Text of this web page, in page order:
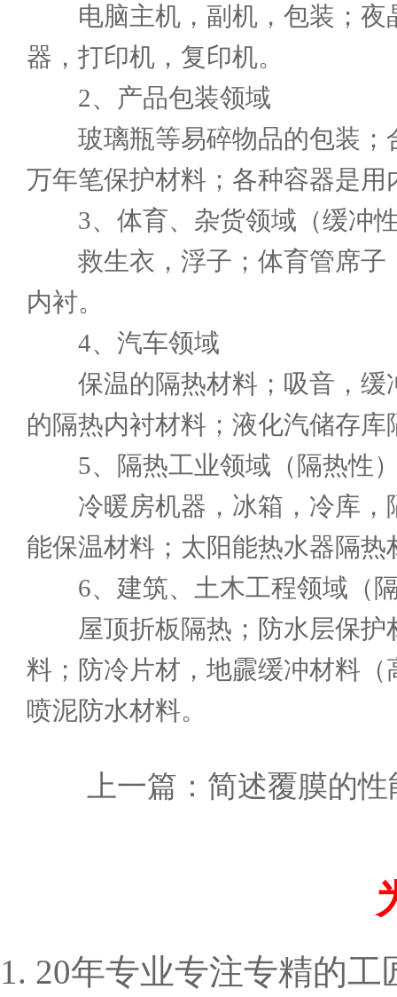
电脑主机，副机，包装；夜
器，打印机，复印机。
2、产品包装领域
玻璃瓶等易碎物品的包装；
万年笔保护材料；各种容器是用
3、体育、杂货领域（缓冲性
救生衣，浮子；体育管席子
内衬。
4、汽车领域
保温的隔热材料；吸音，缓
的隔热内衬材料；液化汽储存
5、隔热工业领域（隔热性
冷暖房机器，冰箱，冷库，
能保温材料；太阳能热水器隔热
6、建筑、土木工程领域（隔
屋顶折板隔热；防水层保护
料；防冷片材，地霢缓冲材料
喷泥防水材料。
上一篇： 简述覆膜的性
1. 20年专业专注专精的工